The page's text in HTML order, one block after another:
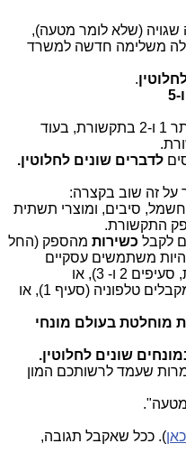
שגויה (שלא לומר מטעה),
משלימה חדשה למשרד
.
תשתיות מוגדרות כשכבה 1 ולכל היותר 1 ו-2 בתקשורת, בעוד
לדברים שונים לחלוטין.
על זה שוב בקצרה:
חשמל, סיבים, ומוצרי תשתית
התקשורת.
לקבל כשירות מהספק (החל
משתמשים עסקיים
(שמקבלים למשל תקשורת ותמסורת, סעיפים 2 ו- 3), או
משתמשים פרטיים (וגם עסקיים) שמקבלים טלפוניה (סעיף 1), או
מוחלטת בעולם מונחי
שונים לחלוטין.
שעמד לרשותכם המון
כאן). ככל שאקבל תגובה,